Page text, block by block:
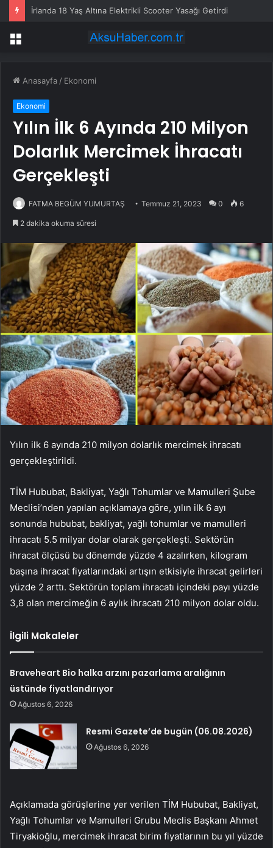
İrlanda 18 Yaş Altına Elektrikli Scooter Yasağı Getirdi
Menü
Anasayfa / Ekonomi
Ekonomi
Yılın İlk 6 Ayında 210 Milyon
Dolarlık Mercimek İhracatı
Gerçekleşti
FATMA BEGÜM YUMURTAŞ Temmuz 21, 2023 0 6
2 dakika okuma süresi
Yılın ilk 6 ayında 210 milyon dolarlık mercimek ihracatı
gerçekleştirildi.
TİM Hububat, Bakliyat, Yağlı Tohumlar ve Mamulleri Şube
Meclisi’nden yapılan açıklamaya göre, yılın ilk 6 ayı
sonunda hububat, bakliyat, yağlı tohumlar ve mamulleri
ihracatı 5.5 milyar dolar olarak gerçekleşti. Sektörün
ihracat ölçüsü bu dönemde yüzde 4 azalırken, kilogram
başına ihracat fiyatlarındaki artışın etkisiyle ihracat gelirleri
yüzde 2 arttı. Sektörün toplam ihracatı içindeki payı yüzde
3,8 olan mercimeğin 6 aylık ihracatı 210 milyon dolar oldu.
İlgili Makaleler
Braveheart Bio halka arzını pazarlama aralığının
üstünde fiyatlandırıyor
Ağustos 6, 2026
Resmi Gazete’de bugün (06.08.2026)
Ağustos 6, 2026
Açıklamada görüşlerine yer verilen TİM Hububat, Bakliyat,
Yağlı Tohumlar ve Mamulleri Grubu Meclis Başkanı Ahmet
Tiryakioğlu, mercimek ihracat birim fiyatlarının bu yıl yüzde